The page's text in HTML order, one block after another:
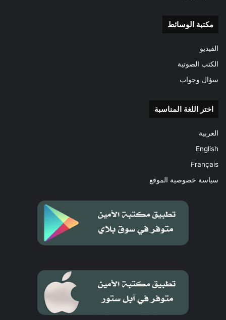
مكتبة الوسائط
الفيديو
الكتب الصوتية
سؤال وجواب
اختر اللغة المناسبة
العربية
English
Français
سياسة خصوصية الموقع